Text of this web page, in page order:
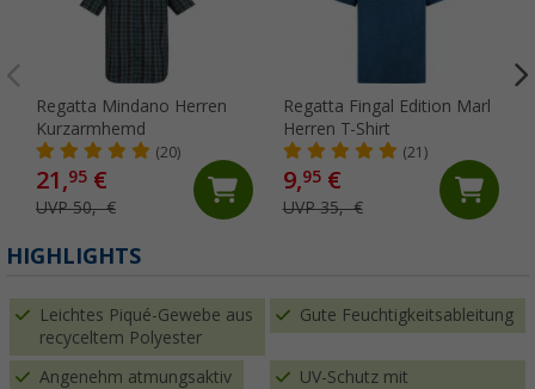
Regatta Mindano Herren
Kurzarmhemd
(20)
21,95 €
UVP 50,- €
Regatta Fingal Edition Marl
Herren T-Shirt
(21)
9,95€
UVP 35,- €
HIGHLIGHTS
Leichtes Piqué-Gewebe aus
recyceltem Polyester
Gute Feuchtigkeitsableitung
Angenehm atmungsaktiv
UV-Schutz mit